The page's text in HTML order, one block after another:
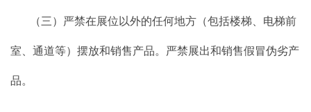
（三）严禁在展位以外的任何地方（包括楼梯、电梯前
室、通道等）摆放和销售产品。严禁展出和销售假冒伪劣产
品。